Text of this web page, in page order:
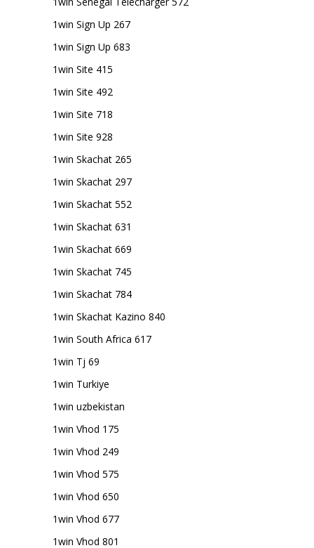
1win Sign Up 267
1win Sign Up 683
1win Site 415
1win Site 492
1win Site 718
1win Site 928
1win Skachat 265
1win Skachat 297
1win Skachat 552
1win Skachat 631
1win Skachat 669
1win Skachat 745
1win Skachat 784
1win Skachat Kazino 840
1win South Africa 617
1win Tj 69
1win Turkiye
1win uzbekistan
1win Vhod 175
1win Vhod 249
1win Vhod 575
1win Vhod 650
1win Vhod 677
1win Vhod 801